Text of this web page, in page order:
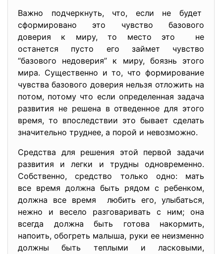
Важно подчеркнуть, что, если не будет
сформировано это чувство базового
доверия к миру, то место это не
останется пусто его займет чувство
“базового недоверия” к миру, боязнь этого
мира. Существенно и то, что формирование
чувства базового доверия нельзя отложить на
потом, потому что если определенная задача
развития не решена в отведенное для этого
время, то впоследствии это бывает сделать
значительно труднее, а порой и невозможно.
Средства для решения этой первой задачи
развития и легки и трудны одновременно.
Собственно, средство только одно: мать
все время должна быть рядом с ребенком,
должна все время любить его, улыбаться,
нежно и весело разговаривать с ним; она
всегда должна быть готова накормить,
напоить, обогреть малыша, руки ее неизменно
должны быть теплыми и ласковыми,